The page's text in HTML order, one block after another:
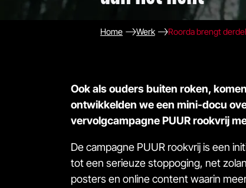
Home Werk Roorda brengt
Ook als ouders buiten roken,
ontwikkelden we een mini-docu
vervolgcampagne PUUR rookvrij
De campagne PUUR rookvrijis een
tot een serieuze stoppoging, net
posters en online contentwaarin